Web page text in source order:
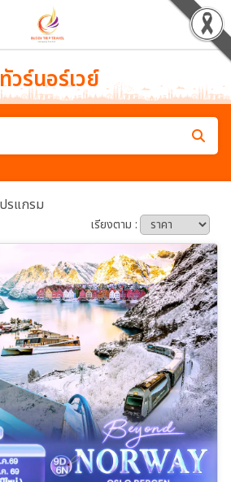
ทัวร์นอร์เวย์
าโปรแกรมทัวร์
รแกรม
เรียงตาม :